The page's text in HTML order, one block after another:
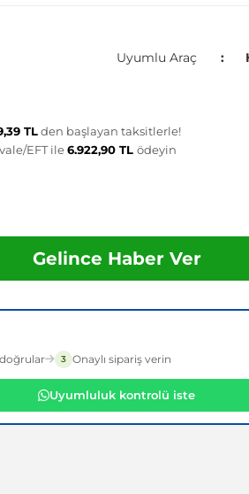
Uyumlu Araç
TLden başlayan taksitlerle!
EFT ile6.922,90 TL ödeyin
Gelince Haber Ver
3 Onaylı sipariş verin
Uyumluluk kontrolü iste